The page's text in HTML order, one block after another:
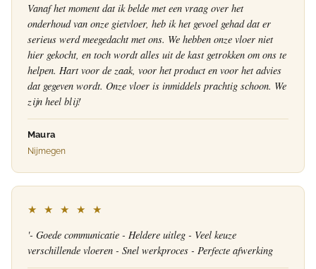
Vanaf het moment dat ik belde met een vraag over het
onderhoud van onze gietvloer, heb ik het gevoel gehad dat er
serieus werd meegedacht met ons. We hebben onze vloer niet
hier gekocht, en toch wordt alles uit de kast getrokken om ons te
helpen. Hart voor de zaak, voor het product en voor het advies
dat gegeven wordt. Onze vloer is inmiddels prachtig schoon. We
zijn heel blij!
Maura
Nijmegen
★ ★ ★ ★ ★
'- Goede communicatie - Heldere uitleg - Veel keuze
verschillende vloeren - Snel werkproces - Perfecte afwerking